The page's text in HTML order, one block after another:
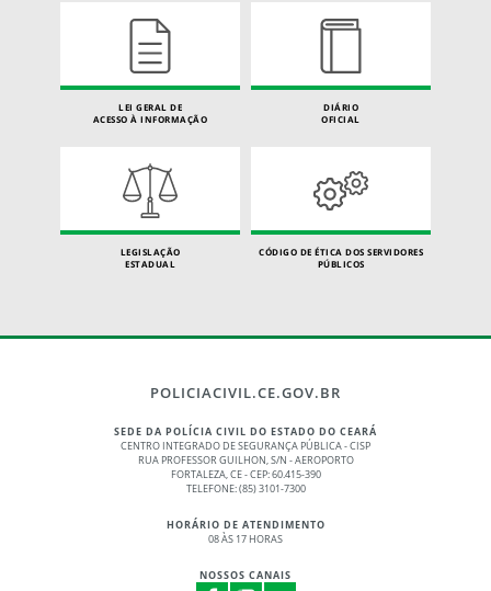
LEI GERAL DE
ACESSO À INFORMAÇÃO
DIÁRIO
OFICIAL
LEGISLAÇÃO
ESTADUAL
CÓDIGO DE ÉTICA DOS SERVIDORES
PÚBLICOS
POLICIACIVIL.CE.GOV.BR
SEDE DA POLÍCIA CIVIL DO ESTADO DO CEARÁ
CENTRO INTEGRADO DE SEGURANÇA PÚBLICA - CISP
RUA PROFESSOR GUILHON, S/N - AEROPORTO
FORTALEZA, CE - CEP: 60.415-390
TELEFONE: (85) 3101-7300
HORÁRIO DE ATENDIMENTO
08 ÀS 17 HORAS
NOSSOS CANAIS